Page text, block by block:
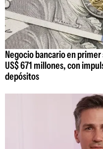
Negocio bancario en
US$ 671 millones, con
depósitos